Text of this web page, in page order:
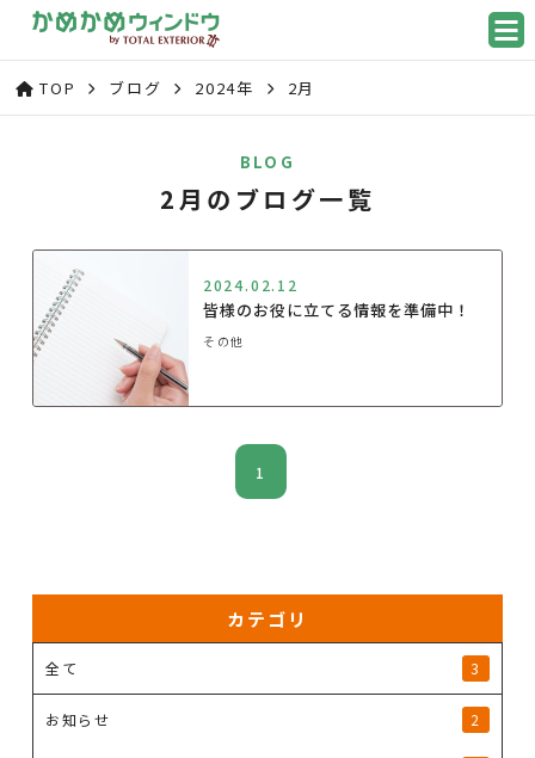
TOP ブログ 2024年 2月
BLOG
2月のブログ一覧
2024.02.12
皆様のお役に立てる情報を準備中！
その他
1
カテゴリ
全て 3
お知らせ 2